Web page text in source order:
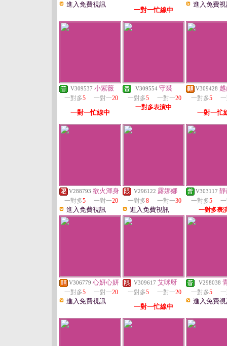
進入免費視訊
一對一忙線中
進入免費
V309537 小紫薇
一對多5 一對一20
一對一忙線中
V309554 守裘
一對多5 一對一20
一對多表演中
V309428
一對多5
一對一忙
V288793 欲火渾身
一對多5 一對一20
進入免費視訊
V296122 露娜娜
一對多8 一對一30
進入免費視訊
V303117
一對多5
一對多表
V306779 心妍心妍
一對多5 一對一20
進入免費視訊
V309617 艾咪呀
一對多5 一對一20
一對一忙線中
V298038
一對多5
進入免費